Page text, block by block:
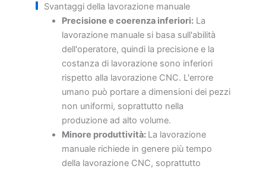
Svantaggi della lavorazione manuale
Precisione e coerenza inferiori:La
lavorazione manuale si basa sull'abilità
dell'operatore, quindi la precisione e la
costanza di lavorazione sono inferiori
rispetto alla lavorazione CNC. L'errore
umano può portare a dimensioni dei pezzi
non uniformi, soprattutto nella
produzione ad alto volume.
Minore produttività: La lavorazione
manuale richiede in genere più tempo
della lavorazione CNC, soprattutto